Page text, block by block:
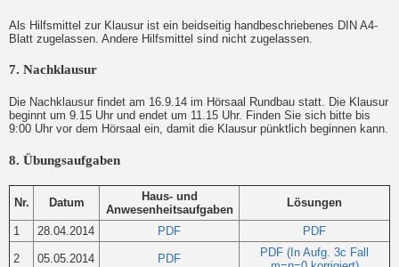
Als Hilfsmittel zur Klausur ist ein beidseitig handbeschriebenes DIN A4-
Blatt zugelassen. Andere Hilfsmittel sind nicht zugelassen.
7. Nachklausur
Die Nachklausur findet am 16.9.14 im Hörsaal Rundbau statt. Die Klausur
beginnt um 9.15 Uhr und endet um 11.15 Uhr. Finden Sie sich bitte bis
9:00 Uhr vor dem Hörsaal ein, damit die Klausur pünktlich beginnen kann.
8. Übungsaufgaben
Nr. Datum
Haus- und
Anwesenheitsaufgaben
Lösungen
1 28.04.2014 PDF PDF
2 05.05.2014 PDF
PDF (In Aufg. 3c Fall